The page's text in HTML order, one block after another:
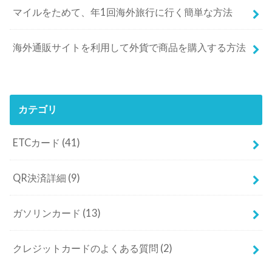
マイルをためて、年1回海外旅行に行く簡単な方法
海外通販サイトを利用して外貨で商品を購入する方法
カテゴリ
ETCカード (41)
QR決済詳細 (9)
ガソリンカード (13)
クレジットカードのよくある質問 (2)